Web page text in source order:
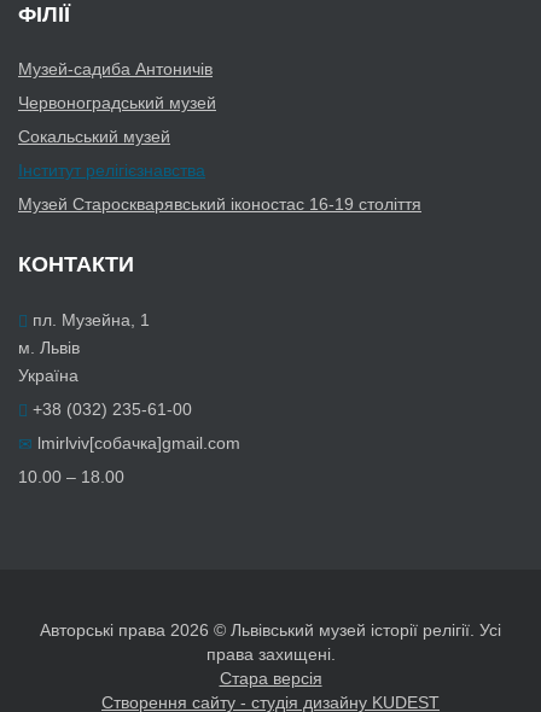
ФІЛІЇ
Музей-садиба Антоничів
Червоноградський музей
Сокальський музей
Інститут релігієзнавства
Музей Староскварявський іконостас 16-19 cтоліття
КОНТАКТИ
пл. Музейна, 1
м. Львів
Україна
+38 (032) 235-61-00
lmirlviv[собачка]gmail.com
10.00 – 18.00
Авторські права 2026 © Львівський музей історії релігії. Усі
права захищені.
Стара версія
Створення сайту - студія дизайну KUDEST